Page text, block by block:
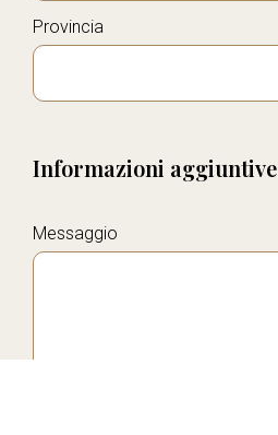
Provincia
Informazioni aggiuntive
Messaggio